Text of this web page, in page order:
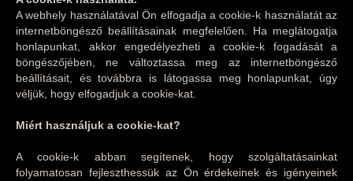
A webhely használatával Ön elfogadja a cookie-k használatát az
internetböngésző beállításainak megfelelően. Ha meglátogatja
honlapunkat, akkor engedélyezheti a cookie-k fogadását a
böngészőjében, ne változtassa meg az internetböngésző
beállításait, és továbbra is látogassa meg honlapunkat, úgy
véljük, hogy elfogadjuk a cookie-kat.
Miért használjuk a cookie-kat?
A cookie-k abban segítenek, hogy szolgáltatásainkat
folyamatosan fejleszthessük az Ön érdekeinek és igényeinek